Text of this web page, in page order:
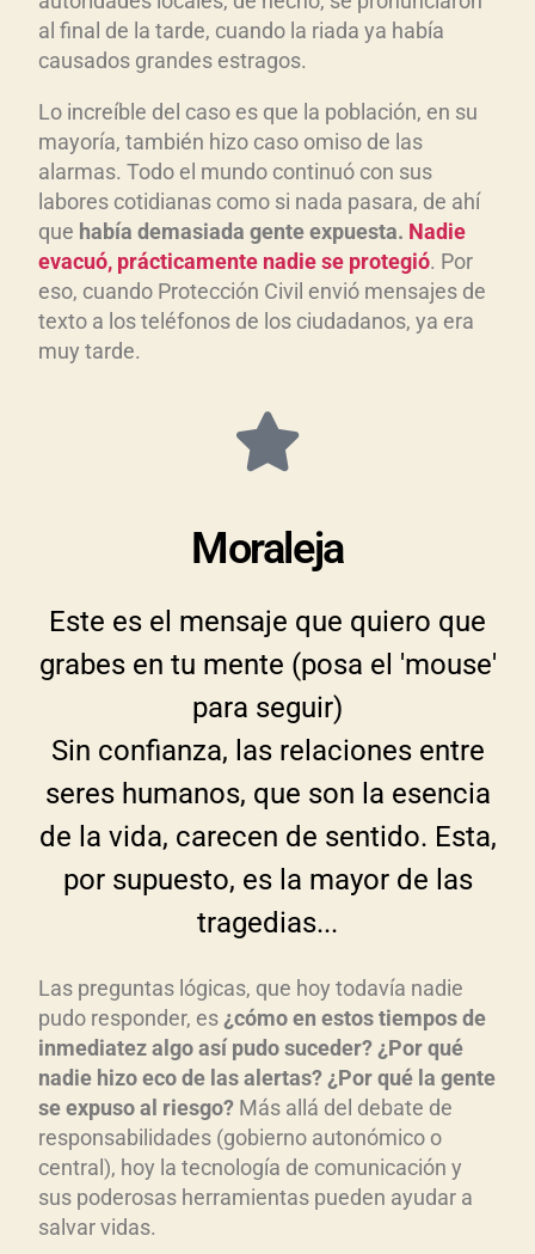
al final de la tarde, cuando la riada ya había
causados grandes estragos.
Lo increíble del caso es que la población, en su
mayoría, también hizo caso omiso de las
alarmas. Todo el mundo continuó con sus
labores cotidianas como si nada pasara, de ahí
que había demasiada gente expuesta. Nadie
evacuó, prácticamente nadie se protegió. Por
eso, cuando Protección Civil envió mensajes de
texto a los teléfonos de los ciudadanos, ya era
muy tarde.
Moraleja
Este es el mensaje que quiero que
grabes en tu mente (posa el 'mouse'
para seguir)
Sin confianza, las relaciones entre
seres humanos, que son la esencia
de la vida, carecen de sentido. Esta,
por supuesto, es la mayor de las
tragedias...
Las preguntas lógicas, que hoy todavía nadie
pudo responder, es ¿cómo en estos tiempos de
inmediatez algo así pudo suceder? ¿Por qué
nadie hizo eco de las alertas? ¿Por qué la gente
se expuso al riesgo? Más allá del debate de
responsabilidades (gobierno autonómico o
central), hoy la tecnología de comunicación y
sus poderosas herramientas pueden ayudar a
salvar vidas.